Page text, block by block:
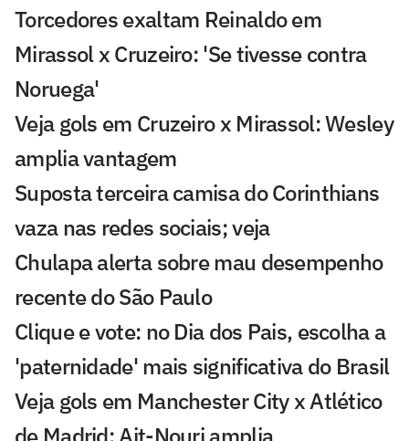
Torcedores exaltam Reinaldo em
Mirassol x Cruzeiro: 'Se tivesse contra
Noruega'
Veja gols em Cruzeiro x Mirassol: Wesley
amplia vantagem
Suposta terceira camisa do Corinthians
vaza nas redes sociais; veja
Chulapa alerta sobre mau desempenho
recente do São Paulo
Clique e vote: no Dia dos Pais, escolha a
'paternidade' mais significativa do Brasil
Veja gols em Manchester City x Atlético